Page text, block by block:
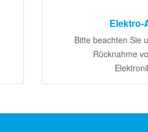
Elektro-
Bitte beachten Sie
Rücknahme